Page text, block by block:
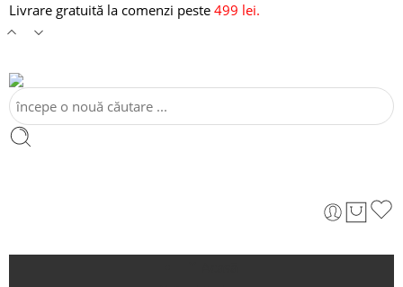
Livrare gratuită la comenzi peste 499 lei.